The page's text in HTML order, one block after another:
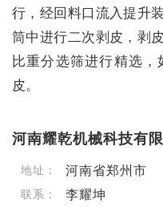
行，经回料口流入提升
筒中进行二次剥皮，剥
比重分选筛进行精选
皮。
河南耀乾机械科技有
地址： 河南省郑州市
联系： 李耀坤